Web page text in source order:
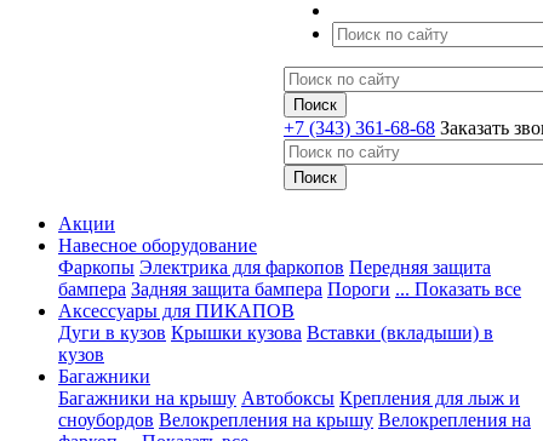
+7 (343) 361-68-68 Заказать
Акции
Навесное оборудование
Фаркопы Электрика для фаркопов Передняя защита
бампера Задняя защита бампера Пороги ... Показать все
Аксессуары для ПИКАПОВ
Дуги в кузов Крышки кузова Вставки (вкладыши) в
кузов
Багажники
Багажники на крышу Автобоксы Крепления для лыж и
сноубордов Велокрепления на крышу Велокрепления на